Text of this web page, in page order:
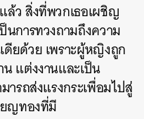
ว สิ่งที่พวกเธอเผชิญ
การทวงถามถึงความ
ยด้วย เพราะผู้หญิงถูก
น แต่งงานและเป็น
รถส่งแรงกระเพื่อมไปสู่
ยญทองที่มี